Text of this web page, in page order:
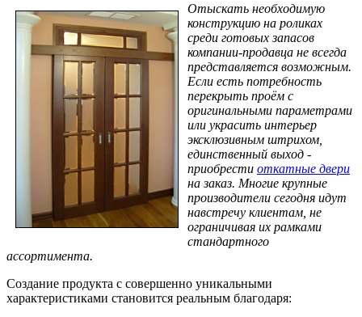
Отыскать необходимую
конструкцию на роликах
среди готовых запасов
компании-продавца не всегда
представляется возможным.
Если есть потребность
перекрыть проём с
оригинальными параметрами
или украсить интерьер
эксклюзивным штрихом,
единственный выход -
приобрести откатные двери
на заказ. Многие крупные
производители сегодня идут
навстречу клиентам, не
ограничивая их рамками
стандартного
ассортимента.
Создание продукта с совершенно уникальными
характеристиками становится реальным благодаря: